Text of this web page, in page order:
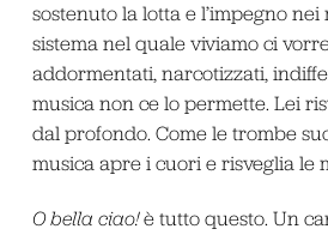
sostenuto la lotta e l’impegno
sistema nel quale viviamo ci
addormentati, narcotizzati,
musica non ce lo permette. Lei
dal profondo. Come le trombe
musica apre i cuori e risveglia le
O bella ciao!è tutto questo. Un